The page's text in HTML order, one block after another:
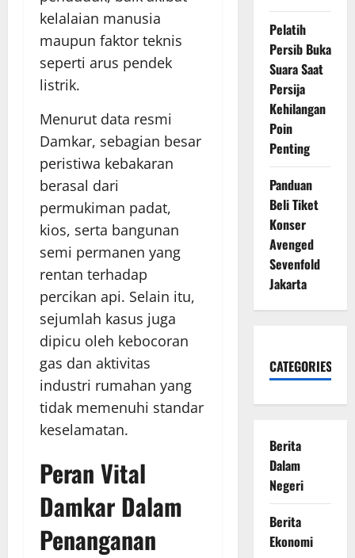
kelalaian manusia
maupun faktor teknis
seperti arus pendek
listrik.
Menurut data resmi
Damkar, sebagian besar
peristiwa kebakaran
berasal dari
permukiman padat,
kios, serta bangunan
semi permanen yang
rentan terhadap
percikan api. Selain itu,
sejumlah kasus juga
dipicu oleh kebocoran
gas dan aktivitas
industri rumahan yang
tidak memenuhi standar
keselamatan.
Peran Vital
Damkar Dalam
Penanganan
Pelatih
Persib Buka
Suara Saat
Persija
Kehilangan
Poin
Penting
Panduan
Beli Tiket
Konser
Avenged
Sevenfold
Jakarta
CATEGORIES
Berita
Dalam
Negeri
Berita
Ekonomi